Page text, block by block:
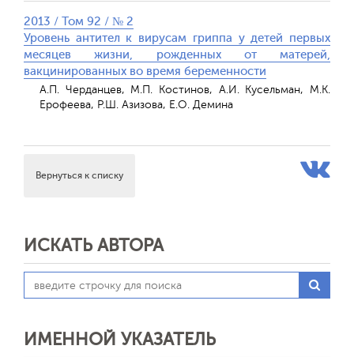
2013 / Том 92 / № 2
Уровень антител к вирусам гриппа у детей первых
месяцев жизни, рожденных от матерей,
вакцинированных во время беременности
А.П. Черданцев, М.П. Костинов, А.И. Кусельман, М.К.
Ерофеева, Р.Ш. Азизова, Е.О. Демина
Вернуться к списку
ИСКАТЬ АВТОРА
ИМЕННОЙ УКАЗАТЕЛЬ